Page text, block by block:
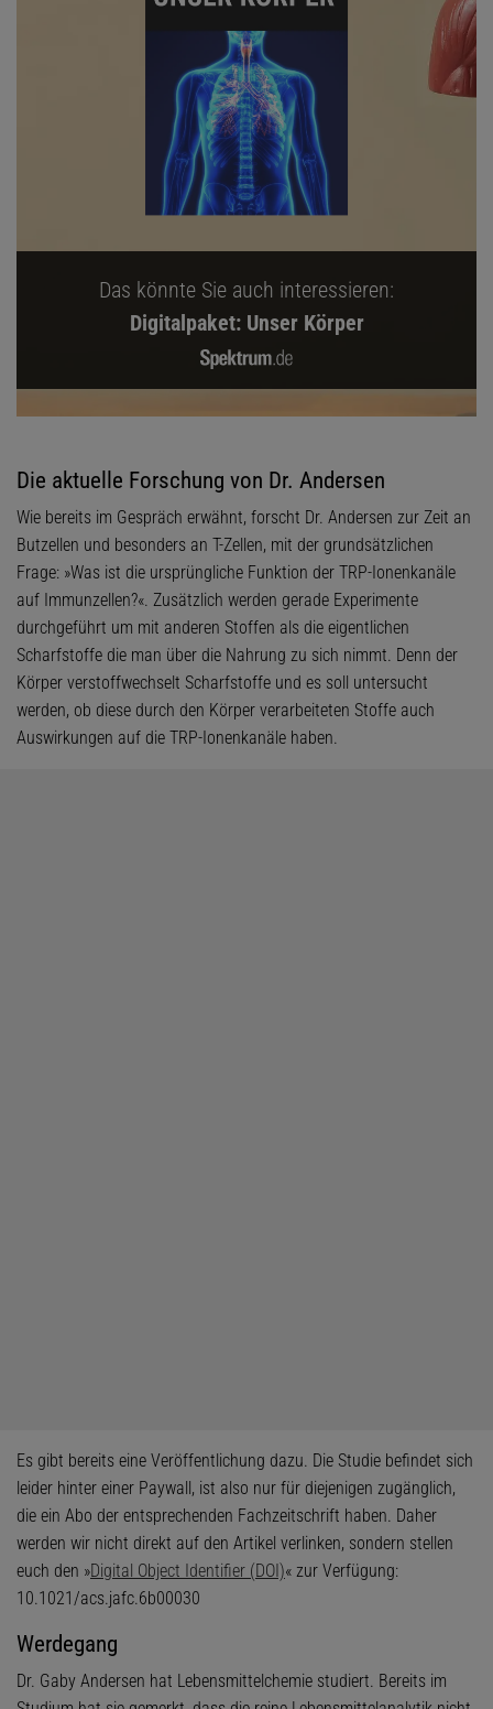
Das könnte Sie auch interessieren:
Digitalpaket: Unser Körper
Die aktuelle Forschung von Dr. Andersen
Wie bereits im Gespräch erwähnt, forscht Dr. Andersen zur Zeit an
Butzellen und besonders an T-Zellen, mit der grundsätzlichen
Frage: »Was ist die ursprüngliche Funktion der TRP-Ionenkanäle
auf Immunzellen?«. Zusätzlich werden gerade Experimente
durchgeführt um mit anderen Stoffen als die eigentlichen
Scharfstoffe die man über die Nahrung zu sich nimmt. Denn der
Körper verstoffwechselt Scharfstoffe und es soll untersucht
werden, ob diese durch den Körper verarbeiteten Stoffe auch
Auswirkungen auf die TRP-Ionenkanäle haben.
Es gibt bereits eine Veröffentlichung dazu. Die Studie befindet sich
leider hinter einer Paywall, ist also nur für diejenigen zugänglich,
die ein Abo der entsprechenden Fachzeitschrift haben. Daher
werden wir nicht direkt auf den Artikel verlinken, sondern stellen
euch den »Digital Object Identifier (DOI)« zur Verfügung:
10.1021/acs.jafc.6b00030
Werdegang
Dr. Gaby Andersen hat Lebensmittelchemie studiert. Bereits im